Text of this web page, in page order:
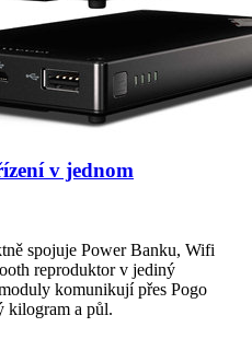
v jednom
spojuje Power Banku, Wifi
reproduktor v jediný
komunikují přes Pogo
a půl.